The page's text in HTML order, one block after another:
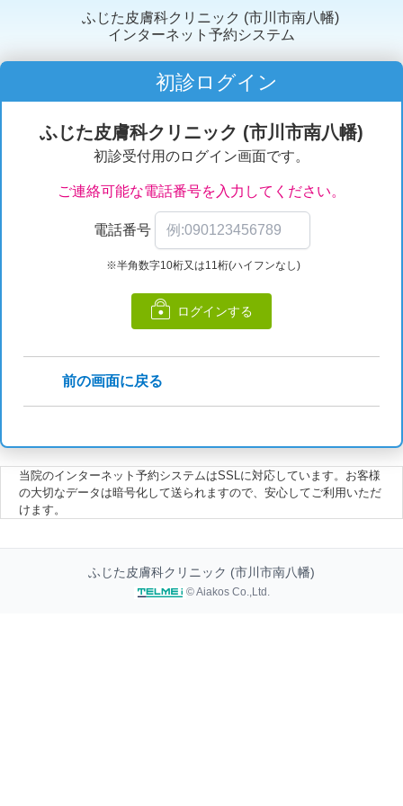
ふじた皮膚科クリニック (市川市南八幡)
インターネット予約システム
初診ログイン
ふじた皮膚科クリニック (市川市南八幡)
初診受付用のログイン画面です。
ご連絡可能な電話番号を入力してください。
電話番号
※半角数字10桁又は11桁(ハイフンなし)
ログインする
前の画面に戻る
当院のインターネット予約システムはSSLに対応しています。お客様
の大切なデータは暗号化して送られますので、安心してご利用いただ
けます。
ふじた皮膚科クリニック (市川市南八幡)
© Aiakos Co.,Ltd.